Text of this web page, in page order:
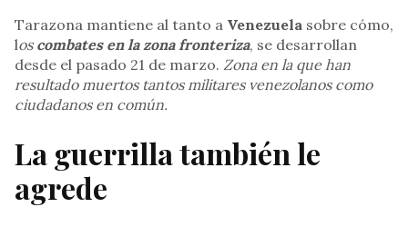
Tarazona mantiene al tanto a Venezuela sobre cómo,
los combates en la zona fronteriza, se desarrollan
desde el pasado 21 de marzo. Zona en la que han
resultado muertos tantos militares venezolanos como
ciudadanos en común.
La guerrilla también le
agrede